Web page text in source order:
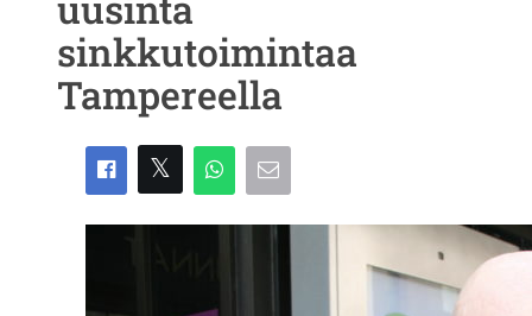
sinkkutoimintaa
Tampereella